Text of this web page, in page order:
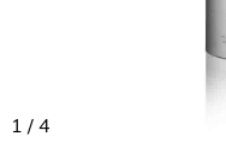
1 / 4